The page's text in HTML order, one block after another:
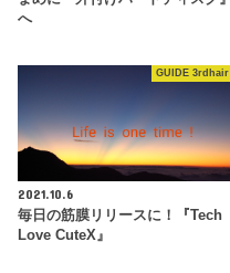
へ
GUIDE 3rdhair
2021.10.6
毎日の筋膜リリースに！『Tech
Love CuteX』